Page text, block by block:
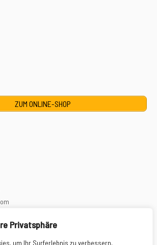
Privatsphäre
um Ihr Surferlebnis zu verbessern,
ZUM ONLINE-SHOP